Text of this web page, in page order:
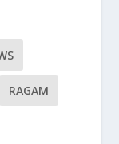
RAGAM